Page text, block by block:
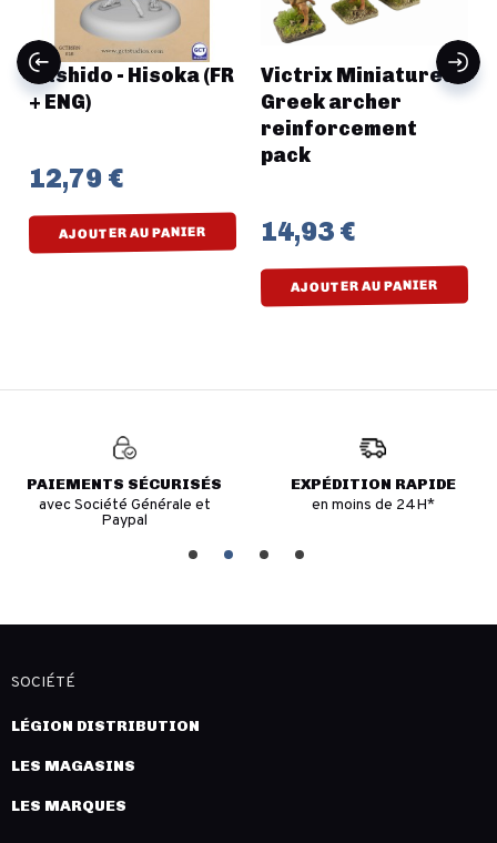
Bushido - Hisoka (FR
+ ENG)
12,79 €
AJOUTER AU PANIER
Victrix Miniatures -
Greek archer
reinforcement
pack
14,93 €
AJOUTER AU PANIER
PAIEMENTS SÉCURISÉS
avec Société Générale et
Paypal
EXPÉDITION RAPIDE
en moins de 24H*
SOCIÉTÉ
LÉGION DISTRIBUTION
LES MAGASINS
LES MARQUES